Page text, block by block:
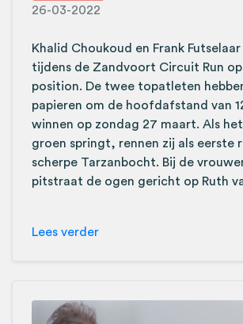
26-03-2022
Khalid Choukoud en Frank
tijdens de Zandvoort Circuit Run
position. De twee topatleten
papieren om de hoofdafstand van
winnen op zondag 27 maart. Als
groen springt, rennen zij als eerste
scherpe Tarzanbocht. Bij de
pitstraat de ogen gericht op Ruth
Lees verder